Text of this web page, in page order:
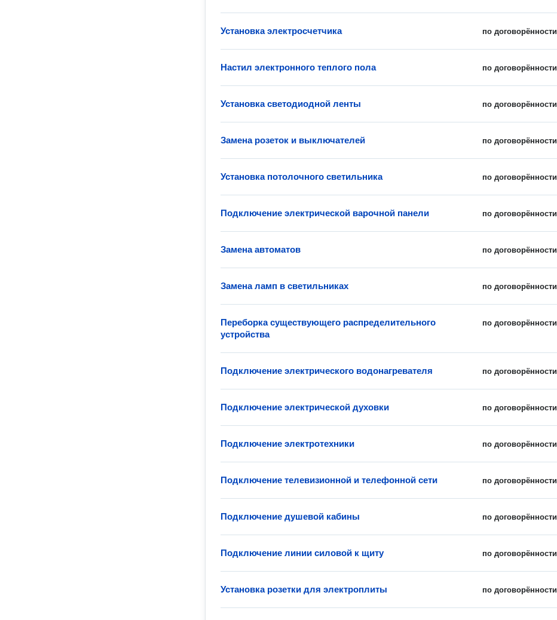
по договорённости
Установка электросчетчика
по договорённости
Настил электронного теплого пола
по договорённости
Установка светодиодной ленты
по договорённости
Замена розеток и выключателей
по договорённости
Установка потолочного светильника
по договорённости
Подключение электрической варочной панели
по договорённости
Замена автоматов
по договорённости
Замена ламп в светильниках
по договорённости
Переборка существующего распределительного
устройства
по договорённости
Подключение электрического водонагревателя
по договорённости
Подключение электрической духовки
по договорённости
Подключение электротехники
по договорённости
Подключение телевизионной и телефонной сети
по договорённости
Подключение душевой кабины
по договорённости
Подключение линии силовой к щиту
по договорённости
Установка розетки для электроплиты